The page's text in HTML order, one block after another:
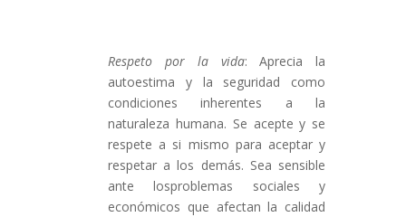
Respeto por la vida: Aprecia la
autoestima y la seguridad como
condiciones inherentes a la
naturaleza humana. Se acepte y se
respete a si mismo para aceptar y
respetar a los demás. Sea sensible
ante losproblemas sociales y
económicos que afectan la calidad